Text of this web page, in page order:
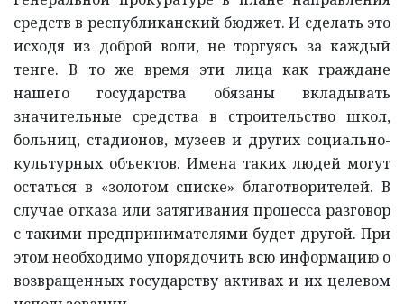
средств в республиканский бюджет. И сделать это
исходя из доброй воли, не торгуясь за каждый
тенге. В то же время эти лица как граждане
нашего государства обязаны вкладывать
значительные средства в строительство школ,
больниц, стадионов, музеев и других социально-
культурных объектов. Имена таких людей могут
остаться в «золотом списке» благотворителей. В
случае отказа или затягивания процесса разговор
с такими предпринимателями будет другой. При
этом необходимо упорядочить всю информацию о
возвращенных государству активах и их целевом